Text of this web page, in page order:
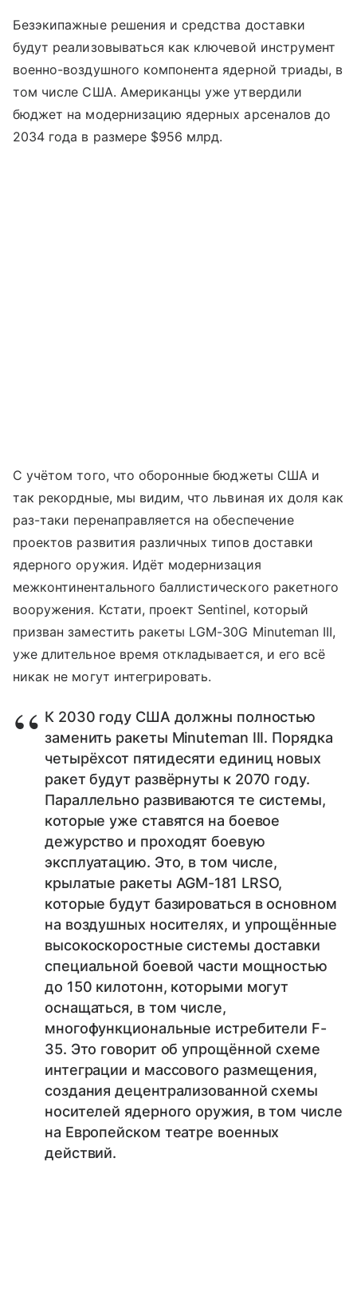
Безэкипажные решения и средства доставки
будут реализовываться как ключевой инструмент
военно-воздушного компонента ядерной триады, в
том числе США. Американцы уже утвердили
бюджет на модернизацию ядерных арсеналов до
2034 года в размере $956 млрд.
С учётом того, что оборонные бюджеты США и
так рекордные, мы видим, что львиная их доля как
раз-таки перенаправляется на обеспечение
проектов развития различных типов доставки
ядерного оружия. Идёт модернизация
межконтинентального баллистического ракетного
вооружения. Кстати, проект Sentinel, который
призван заместить ракеты LGM-30G Minuteman III,
уже длительное время откладывается, и его всё
никак не могут интегрировать.
К 2030 году США должны полностью
заменить ракеты Minuteman III. Порядка
четырёхсот пятидесяти единиц новых
ракет будут развёрнуты к 2070 году.
Параллельно развиваются те системы,
которые уже ставятся на боевое
дежурство и проходят боевую
эксплуатацию. Это, в том числе,
крылатые ракеты AGM-181 LRSO,
которые будут базироваться в основном
на воздушных носителях, и упрощённые
высокоскоростные системы доставки
специальной боевой части мощностью
до 150 килотонн, которыми могут
оснащаться, в том числе,
многофункциональные истребители F-
35. Это говорит об упрощённой схеме
интеграции и массового размещения,
создания децентрализованной схемы
носителей ядерного оружия, в том числе
на Европейском театре военных
действий.